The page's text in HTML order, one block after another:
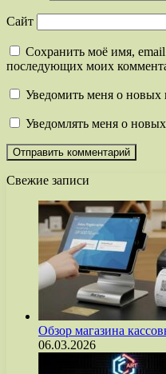
Сайт
Сохранить моё имя, email
последующих моих
Уведомить меня о новых
Уведомлять меня о
Свежие записи
Обзор магазина
06.03.2026